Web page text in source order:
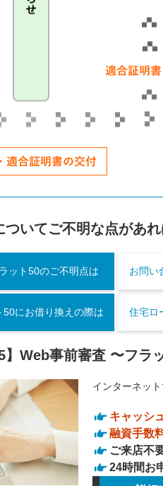
ついてご不明な点があ
ット50のご不明点は お問い
にお借り換えの際は 住宅ロ
】Web事前審査 〜フラ
インターネッ
キャッシ
融資手数
ご来店不
24時間お